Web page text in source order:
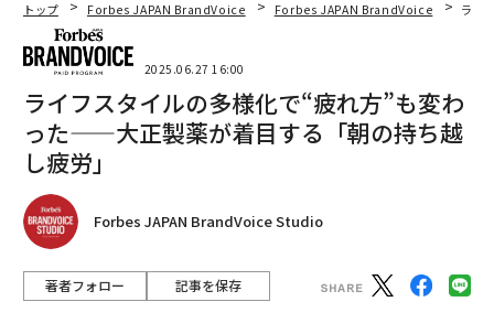
トップ Forbes JAPAN BrandVoice Forbes JAPAN BrandVoice ライ
2025.06.27 16:00
ライフスタイルの多様化で“疲れ方”も変わ
った——大正製薬が着目する「朝の持ち越
し疲労」
Forbes JAPAN BrandVoice Studio
著者フォロー 記事を保存